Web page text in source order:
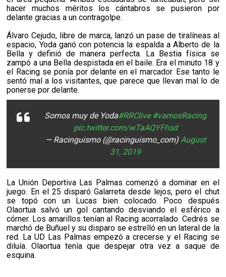
hacer muchos méritos los cántabros se pusieron por
delante gracias a un contragolpe.
Álvaro Cejudo, libre de marca, lanzó un pase de tiralíneas al
espacio, Yoda ganó con potencia la espalda a Alberto de la
Bella y definió de manera perfecta. La Bestia física se
zampó a una Bella despistada en el baile. Era el minuto 18 y
el Racing se ponía por delante en el marcador. Ese tanto le
sentó mal a los visitantes, que parece que llevan mal lo de
ponerse por delante.
Somos muy de Yoda#RRClive #vamosRacing
pic.twitter.com/wTaAQYFhsd
— Racinguismo (@racinguismo_com) August
31, 2019
La Unión Deportiva Las Palmas comenzó a dominar en el
juego. En el 25 disparó Galarreta desde lejos, pero el chut
se topó con un Lucas bien colocado. Poco después
Olaortua salvó un gol cantando desviando el esférico a
córner. Los amarillos tenían al Racing acorralado. Cedrés se
marchó de Buñuel y su disparo se estrelló en un lateral de la
red. La UD Las Palmas empezó a crecerse y el Racing se
diluía. Olaortua tenía que despejar otra vez a saque de
esquina.